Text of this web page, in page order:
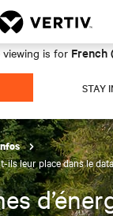
viewing is for French
STAY
ils leur place dans le